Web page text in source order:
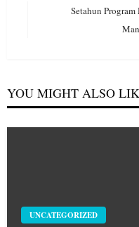
Setahun
YOU MIGHT ALSO
UNCATEGORIZED